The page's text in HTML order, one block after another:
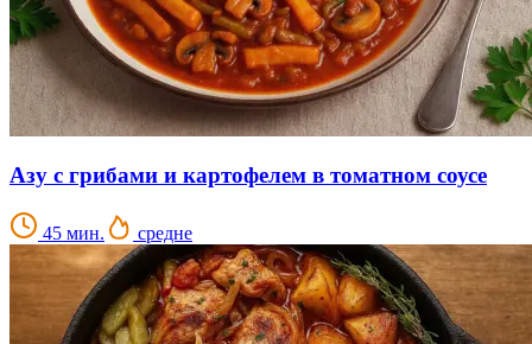
Азу с грибами и картофелем в томатном соусе
45 мин. средне